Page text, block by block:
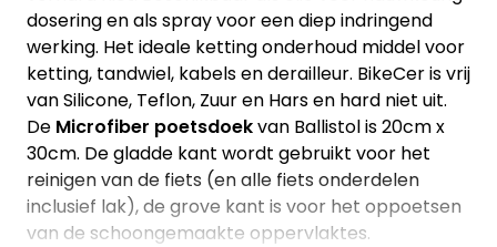
dosering en als spray voor een diep indringend
werking. Het ideale ketting onderhoud middel voor
ketting, tandwiel, kabels en derailleur. BikeCer is vrij
van Silicone, Teflon, Zuur en Hars en hard niet uit.
De Microfiber poetsdoekvan Ballistol is 20cm x
30cm. De gladde kant wordt gebruikt voor het
reinigen van de fiets (en alle fiets onderdelen
inclusief lak), de grove kant is voor het oppoetsen
van de schoongemaakte oppervlaktes.